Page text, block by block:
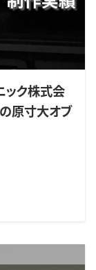
ック株式会
原寸大オブ